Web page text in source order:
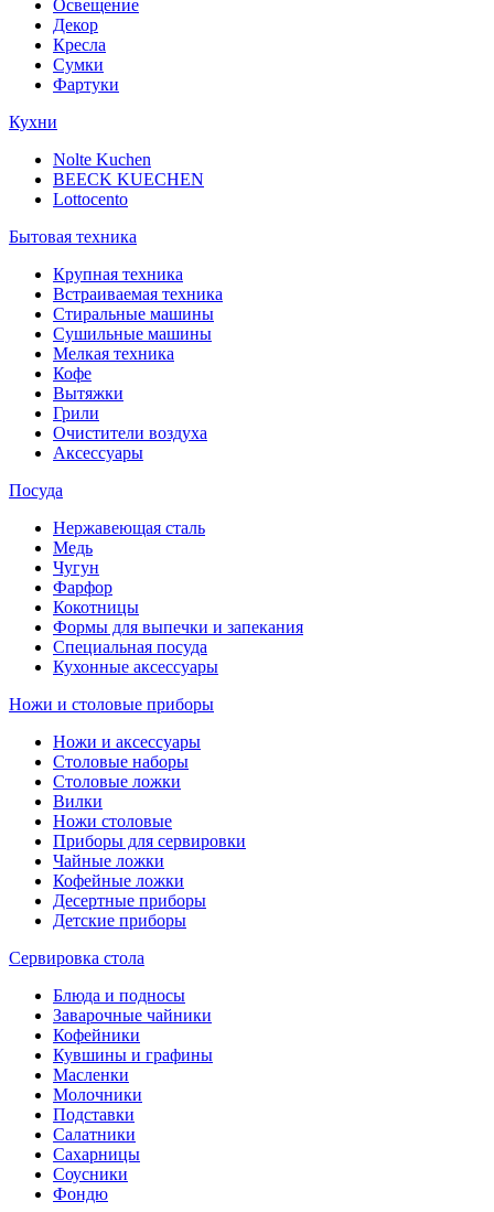
Освещение
Декор
Кресла
Сумки
Фартуки
Кухни
Nolte Kuchen
BEECK KUECHEN
Lottocento
Бытовая техника
Крупная техника
Встраиваемая техника
Стиральные машины
Сушильные машины
Мелкая техника
Кофе
Вытяжки
Грили
Очистители воздуха
Аксессуары
Посуда
Нержавеющая сталь
Медь
Чугун
Фарфор
Кокотницы
Формы для выпечки и запекания
Специальная посуда
Кухонные аксессуары
Ножи и столовые приборы
Ножи и аксессуары
Столовые наборы
Столовые ложки
Вилки
Ножи столовые
Приборы для сервировки
Чайные ложки
Кофейные ложки
Десертные приборы
Детские приборы
Сервировка стола
Блюда и подносы
Заварочные чайники
Кофейники
Кувшины и графины
Масленки
Молочники
Подставки
Салатники
Сахарницы
Соусники
Фондю